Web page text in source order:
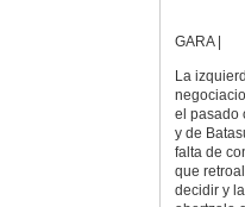
GARA |
La
el pasado
y de
falta de
que
decidir y